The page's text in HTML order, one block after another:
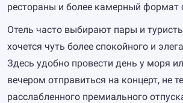
рестораны и более камерный формат
Отель часто выбирают пары и
хочется чуть более спокойного и
Здесь удобно провести день у моря
вечером отправиться на концерт, не
расслабленного премиального